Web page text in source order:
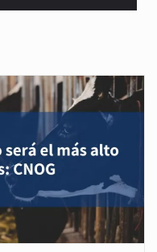
La industria manufacturera de exportación afiliada a Index en Nuevo León ha alcanzado hasta 10%…